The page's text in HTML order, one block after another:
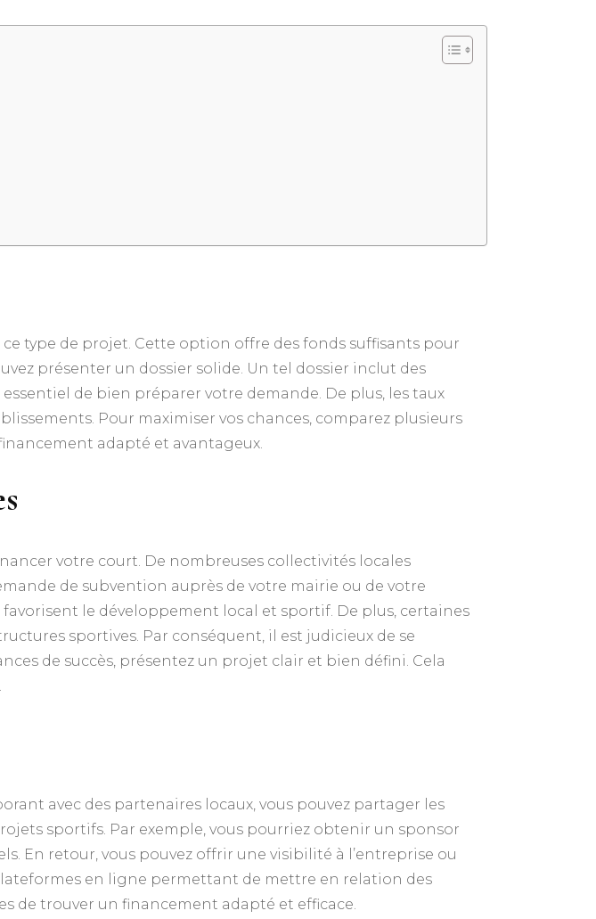
type de projet. Cette option offre des fonds suffisants pour
présenter un dossier solide. Un tel dossier inclut des
de bien préparer votre demande. De plus, les taux
Pour maximiser vos chances, comparez plusieurs
adapté et avantageux.
votre court. De nombreuses collectivités locales
de subvention auprès de votre mairie ou de votre
le développement local et sportif. De plus, certaines
sportives. Par conséquent, il est judicieux de se
de succès, présentez un projet clair et bien défini. Cela
avec des partenaires locaux, vous pouvez partager les
sportifs. Par exemple, vous pourriez obtenir un sponsor
En retour, vous pouvez offrir une visibilité à l’entreprise ou
en ligne permettant de mettre en relation des
de trouver un financement adapté et efficace.